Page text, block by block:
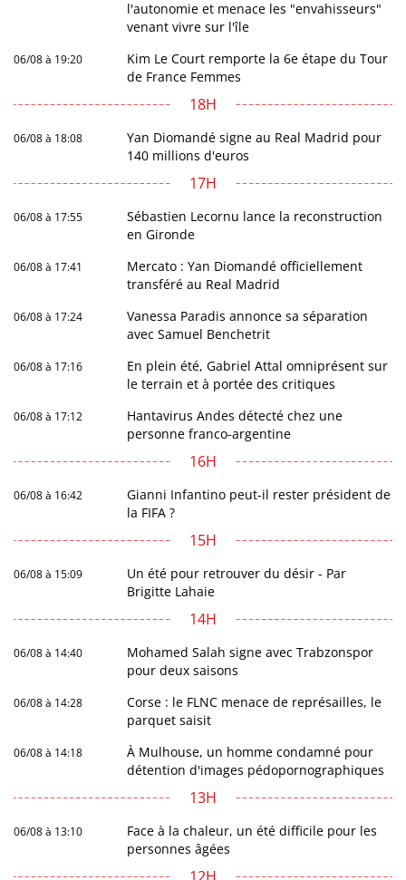
l'autonomie et menace les "envahisseurs"
venant vivre sur l'île
06/08 à 19:20
Kim Le Court remporte la 6e étape du Tour
de France Femmes
18H
06/08 à 18:08
Yan Diomandé signe au Real Madrid pour
140 millions d'euros
17H
06/08 à 17:55
Sébastien Lecornu lance la reconstruction
en Gironde
06/08 à 17:41
Mercato : Yan Diomandé officiellement
transféré au Real Madrid
06/08 à 17:24
Vanessa Paradis annonce sa séparation
avec Samuel Benchetrit
06/08 à 17:16
En plein été, Gabriel Attal omniprésent sur
le terrain et à portée des critiques
06/08 à 17:12
Hantavirus Andes détecté chez une
personne franco-argentine
16H
06/08 à 16:42
Gianni Infantino peut-il rester président de
la FIFA ?
15H
06/08 à 15:09
Un été pour retrouver du désir - Par
Brigitte Lahaie
14H
06/08 à 14:40
Mohamed Salah signe avec Trabzonspor
pour deux saisons
06/08 à 14:28
Corse : le FLNC menace de représailles, le
parquet saisit
06/08 à 14:18
À Mulhouse, un homme condamné pour
détention d'images pédopornographiques
13H
06/08 à 13:10
Face à la chaleur, un été difficile pour les
personnes âgées
12H